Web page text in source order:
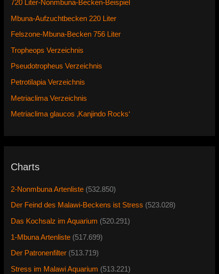
720 Liter-Nonmbuna-Becken-Beispiel
Mbuna-Aufzuchtbecken 220 Liter
Felszone-Mbuna-Becken 756 Liter
Tropheops Verzeichnis
Pseudotropheus Verzeichnis
Petrotilapia Verzeichnis
Metriaclima Verzeichnis
Metriaclima glaucos ‚Kanjindo Rocks‘
Charts
2-Nonmbuna Artenliste (532.850)
Der Feind des Malawi-Beckens ist Stress (523.028)
Das Kochsalz im Aquarium (520.291)
1-Mbuna Artenliste (517.699)
Der Patronenfilter (513.719)
Stress im Malawi Aquarium (513.221)